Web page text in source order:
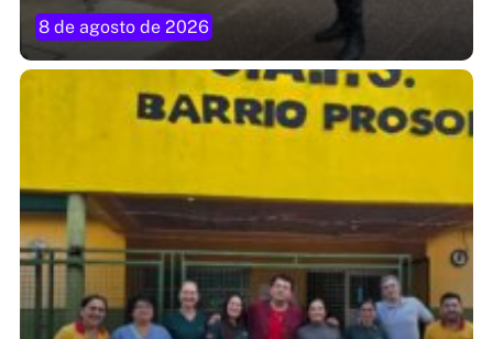
8 de agosto de 2026